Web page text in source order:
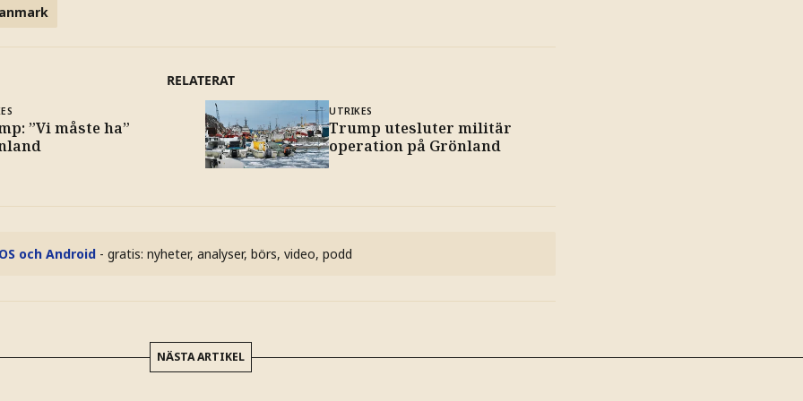
RELATERAT
”Vi måste ha”
UTRIKES
Trump utesluter militär
operation på Grönland
och Android - gratis: nyheter, analyser, börs, video, podd
NÄSTA ARTIKEL